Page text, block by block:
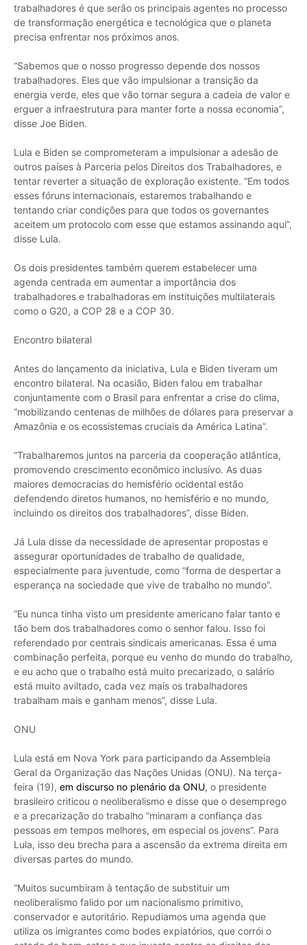
trabalhadores é que serão os principais agentes no processo
de transformação energética e tecnológica que o planeta
precisa enfrentar nos próximos anos.
“Sabemos que o nosso progresso depende dos nossos
trabalhadores. Eles que vão impulsionar a transição da
energia verde, eles que vão tornar segura a cadeia de valor e
erguer a infraestrutura para manter forte a nossa economia”,
disse Joe Biden.
Lula e Biden se comprometeram a impulsionar a adesão de
outros países à Parceria pelos Direitos dos Trabalhadores, e
tentar reverter a situação de exploração existente. “Em todos
esses fóruns internacionais, estaremos trabalhando e
tentando criar condições para que todos os governantes
aceitem um protocolo com esse que estamos assinando aqui”,
disse Lula.
Os dois presidentes também querem estabelecer uma
agenda centrada em aumentar a importância dos
trabalhadores e trabalhadoras em instituições multilaterais
como o G20, a COP 28 e a COP 30.
Encontro bilateral
Antes do lançamento da iniciativa, Lula e Biden tiveram um
encontro bilateral. Na ocasião, Biden falou em trabalhar
conjuntamente com o Brasil para enfrentar a crise do clima,
“mobilizando centenas de milhões de dólares para preservar a
Amazônia e os ecossistemas cruciais da América Latina”.
“Trabalharemos juntos na parceria da cooperação atlântica,
promovendo crescimento econômico inclusivo. As duas
maiores democracias do hemisfério ocidental estão
defendendo diretos humanos, no hemisfério e no mundo,
incluindo os direitos dos trabalhadores”, disse Biden.
Já Lula disse da necessidade de apresentar propostas e
assegurar oportunidades de trabalho de qualidade,
especialmente para juventude, como “forma de despertar a
esperança na sociedade que vive de trabalho no mundo”.
“Eu nunca tinha visto um presidente americano falar tanto e
tão bem dos trabalhadores como o senhor falou. Isso foi
referendado por centrais sindicais americanas. Essa é uma
combinação perfeita, porque eu venho do mundo do trabalho,
e eu acho que o trabalho está muito precarizado, o salário
está muito aviltado, cada vez mais os trabalhadores
trabalham mais e ganham menos”, disse Lula.
ONU
Lula está em Nova York para participando da Assembleia
Geral da Organização das Nações Unidas (ONU). Na terça-
feira (19), em discurso no plenário da ONU, o presidente
brasileiro criticou o neoliberalismo e disse que o desemprego
e a precarização do trabalho “minaram a confiança das
pessoas em tempos melhores, em especial os jovens”. Para
Lula, isso deu brecha para a ascensão da extrema direita em
diversas partes do mundo.
“Muitos sucumbiram à tentação de substituir um
neoliberalismo falido por um nacionalismo primitivo,
conservador e autoritário. Repudiamos uma agenda que
utiliza os imigrantes como bodes expiatórios, que corrói o